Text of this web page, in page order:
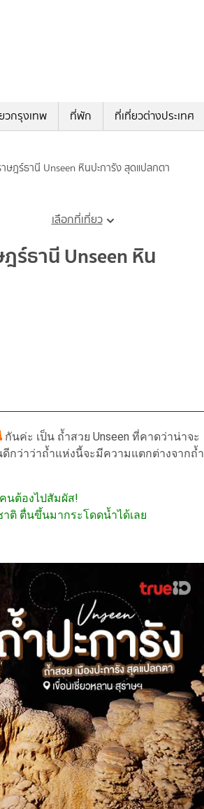
วกรุงเทพ ที่พัก ที่เที่ยวต่างประเทศ
ษฎร์ธานี Unseen หินปะการัง สุดแปลกตา
เลือกที่เที่ยว
ร์ธานี Unseen หิน
กันค่ะ เป็น ถ้ำสวย Unseen ที่คาดว่าน่าจะ
กว่าว่าถ้ำแห่งนี้จะมีความแตกต่างจากถ้ำ
นต้องไปสัมผัส!
ติ ตื่นขึ้นมากระโดดน้ำได้เลย